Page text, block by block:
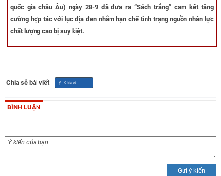
quốc gia châu Âu) ngày 28-9 đã đưa ra “Sách trắng” cam kết tăng
cường hợp tác với lục địa đen nhằm hạn chế tình trạng nguồn nhân lực
chất lượng cao bị suy kiệt.
Chia sẻ bài viết
BÌNH LUẬN
Gửi ý kiến